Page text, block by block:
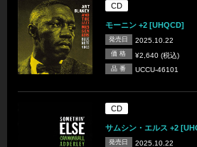
CD
モーニン +2 [UHQCD]
発売日 2025.10.22
価 格 ¥2,640 (税込)
品 番 UCCU-46101
CD
サムシン・エルス +2
発売日 2025.10.22